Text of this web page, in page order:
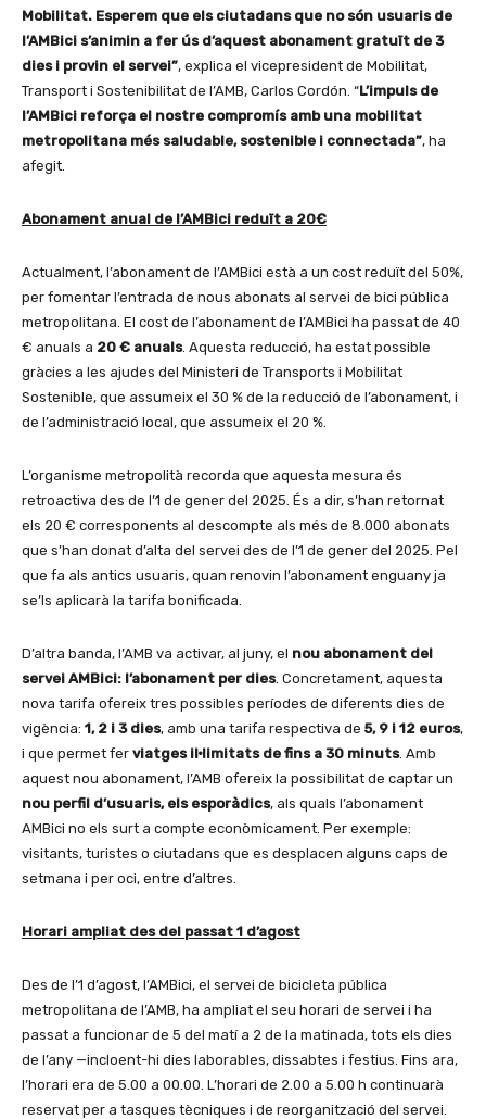
Mobilitat. Esperem que els ciutadans que no són usuaris de
l’AMBici s’animin a fer ús d’aquest abonament gratuït de 3
dies i provin el servei”, explica el vicepresident de Mobilitat,
Transport i Sostenibilitat de l’AMB, Carlos Cordón. “L’impuls de
l’AMBici reforça el nostre compromís amb una mobilitat
metropolitana més saludable, sostenible i connectada”, ha
afegit.
Abonament anual de l’AMBici reduït a 20€
Actualment, l’abonament de l’AMBici està a un cost reduït del 50%,
per fomentar l’entrada de nous abonats al servei de bici pública
metropolitana. El cost de l’abonament de l’AMBici ha passat de 40
€ anuals a 20 € anuals. Aquesta reducció, ha estat possible
gràcies a les ajudes del Ministeri de Transports i Mobilitat
Sostenible, que assumeix el 30 % de la reducció de l’abonament, i
de l’administració local, que assumeix el 20 %.
L’organisme metropolità recorda que aquesta mesura és
retroactiva des de l’1 de gener del 2025. És a dir, s’han retornat
els 20 € corresponents al descompte als més de 8.000 abonats
que s’han donat d’alta del servei des de l’1 de gener del 2025. Pel
que fa als antics usuaris, quan renovin l’abonament enguany ja
se’ls aplicarà la tarifa bonificada.
D’altra banda, l’AMB va activar, al juny, el nou abonament del
servei AMBici: l’abonament per dies. Concretament, aquesta
nova tarifa ofereix tres possibles períodes de diferents dies de
vigència: 1, 2 i 3 dies, amb una tarifa respectiva de 5, 9 i 12 euros,
i que permet fer viatges il·limitats de fins a 30 minuts. Amb
aquest nou abonament, l’AMB ofereix la possibilitat de captar un
nou perfil d’usuaris, els esporàdics, als quals l’abonament
AMBici no els surt a compte econòmicament. Per exemple:
visitants, turistes o ciutadans que es desplacen alguns caps de
setmana i per oci, entre d’altres.
Horari ampliat des del passat 1 d’agost
Des de l’1 d’agost, l’AMBici, el servei de bicicleta pública
metropolitana de l’AMB, ha ampliat el seu horari de servei i ha
passat a funcionar de 5 del matí a 2 de la matinada, tots els dies
de l’any —incloent-hi dies laborables, dissabtes i festius. Fins ara,
l’horari era de 5.00 a 00.00. L’horari de 2.00 a 5.00 h continuarà
reservat per a tasques tècniques i de reorganització del servei.